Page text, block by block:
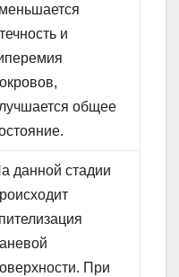
и
общее
данной стадии
При